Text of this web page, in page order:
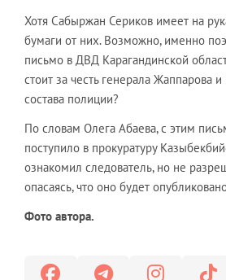
Хотя Сабыржан Сериков имеет на
бумаги от них. Возможно, именно
письмо в ДВД Карагандинской
стоит за честь генерала Жаппарова
состава полиции?
По словам Олега Абаева, с этим
поступило в прокуратуру
ознакомил следователь, но не
опасаясь, что оно будет
Фото автора.